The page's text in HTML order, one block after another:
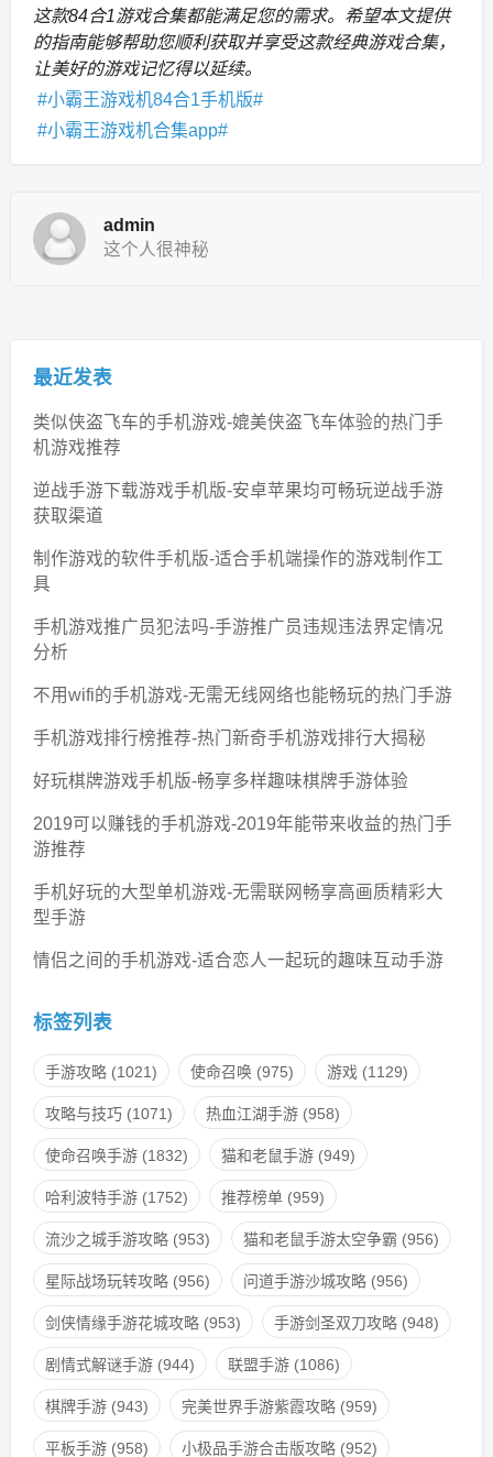
这款84合1游戏合集都能满足您的需求。希望本文提供
的指南能够帮助您顺利获取并享受这款经典游戏合集，
让美好的游戏记忆得以延续。
小霸王游戏机84合1手机版
小霸王游戏机合集app
admin
这个人很神秘
最近发表
类似侠盗飞车的手机游戏-媲美侠盗飞车体验的热门手
机游戏推荐
逆战手游下载游戏手机版-安卓苹果均可畅玩逆战手游
获取渠道
制作游戏的软件手机版-适合手机端操作的游戏制作工
具
手机游戏推广员犯法吗-手游推广员违规违法界定情况
分析
不用wifi的手机游戏-无需无线网络也能畅玩的热门手游
手机游戏排行榜推荐-热门新奇手机游戏排行大揭秘
好玩棋牌游戏手机版-畅享多样趣味棋牌手游体验
2019可以赚钱的手机游戏-2019年能带来收益的热门手
游推荐
手机好玩的大型单机游戏-无需联网畅享高画质精彩大
型手游
情侣之间的手机游戏-适合恋人一起玩的趣味互动手游
标签列表
手游攻略(1021) 使命召唤(975) 游戏 (1129)
攻略与技巧(1071) 热血江湖手游(958)
使命召唤手游(1832) 猫和老鼠手游(949)
哈利波特手游(1752) 推荐榜单(959)
流沙之城手游攻略(953) 猫和老鼠手游太空争霸 (956)
星际战场玩转攻略(956) 问道手游沙城攻略(956)
剑侠情缘手游花城攻略(953) 手游剑圣双刀攻略(948)
剧情式解谜手游(944) 联盟手游(1086)
棋牌手游(943) 完美世界手游紫霞攻略(959)
平板手游(958) 小极品手游合击版攻略(952)